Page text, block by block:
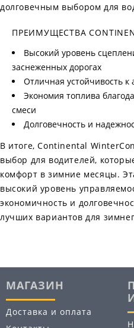
долговечным выбором для
ПРЕИМУЩЕСТВА
Высокий уровень
заснеженных дорогах
Отличная устойчивость
Экономия топлива
смеси
Долговечность и
В итоге, Continental
выбор для водителей,
комфорт в зимние месяцы.
высокий уровень
экономичность и
лучших вариантов для
МАГАЗИН
Доставка и оплата